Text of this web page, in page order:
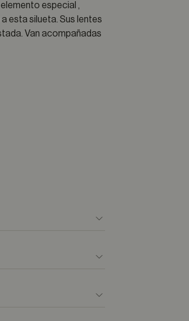
especial ,
esta silueta. Sus lentes
Van acompañadas